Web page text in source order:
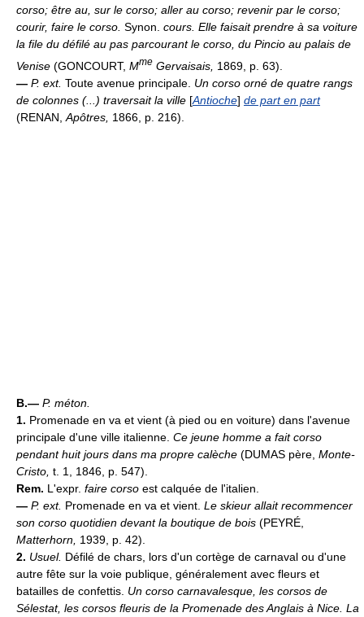
corso; être au, sur le corso; aller au corso; revenir par le corso;
courir, faire le corso. Synon. cours. Elle faisait prendre à sa voiture
la file du défilé au pas parcourant le corso, du Pincio au palais de
Venise (GONCOURT, Mme Gervaisais, 1869, p. 63).
— P. ext. Toute avenue principale. Un corso orné de quatre rangs
de colonnes (...) traversait la ville [Antioche] de part en part
(RENAN, Apôtres, 1866, p. 216).
B.— P. méton.
1. Promenade en va et vient (à pied ou en voiture) dans l'avenue
principale d'une ville italienne. Ce jeune homme a fait corso
pendant huit jours dans ma propre calèche (DUMAS père, Monte-
Cristo, t. 1, 1846, p. 547).
Rem. L'expr. faire corso est calquée de l'italien.
— P. ext. Promenade en va et vient. Le skieur allait recommencer
son corso quotidien devant la boutique de bois (PEYRÉ,
Matterhorn, 1939, p. 42).
2. Usuel. Défilé de chars, lors d'un cortège de carnaval ou d'une
autre fête sur la voie publique, généralement avec fleurs et
batailles de confettis. Un corso carnavalesque, les corsos de
Sélestat, les corsos fleuris de la Promenade des Anglais à Nice. La